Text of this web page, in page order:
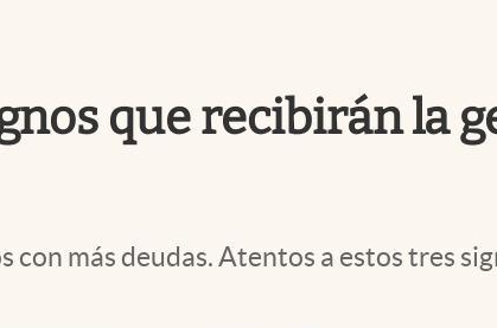
que recibirán la
más deudas. Atentos a estos tres